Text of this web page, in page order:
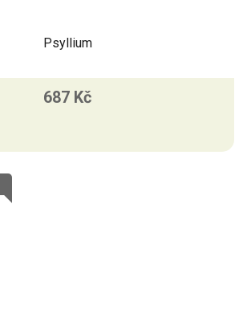
Psyllium
687 Kč